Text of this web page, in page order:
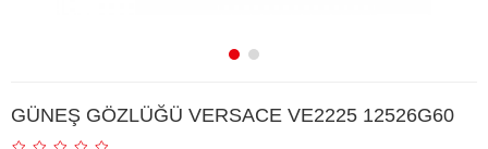
GÜNEŞ GÖZLÜĞÜ VERSACE VE2225 12526G60